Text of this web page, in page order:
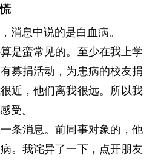
消息中说的是白血病。
是蛮常见的。至少在我上学
募捐活动，为患病的校友捐
近，他们离我很远。所以我
受。
条消息。前同事对象的，他
。我诧异了一下，点开朋友